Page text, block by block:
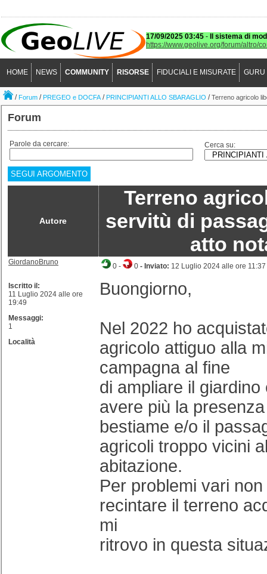
17/09/2025 03:45 -
Il sistema di
https://www.geolive.org/forum/altro/
HOME NEWS COMMUNITY RISORSE FIDUCIALI E MISURATE GURU
/Forum /PREGEO e DOCFA/PRINCIPIANTI ALLO SBARAGLIO /Terreno agricolo
Forum
Parole da cercare: Cerca su:
SEGUI ARGOMENTO
Autore
Terreno
servitù di
atto
GiordanoBruno
Iscritto il:
11 Luglio 2024 alle ore
19:49
Messaggi:
1
Località
0 - 0 - Inviato: 12 Luglio 2024 alle ore 11:37
Buongiorno,
Nel 2022 ho
agricolo attiguo alla
campagna al fine
di ampliare il
avere più la
bestiame e/o il
agricoli troppo vicini
abitazione.
Per problemi vari
recintare il terreno
mi
ritrovo in questa